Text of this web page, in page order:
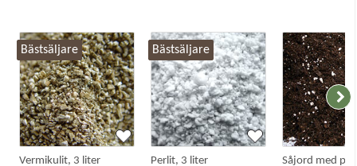
Bästsäljare
Vermikulit, 3 liter
Bästsäljare
Perlit, 3 liter Såjord med